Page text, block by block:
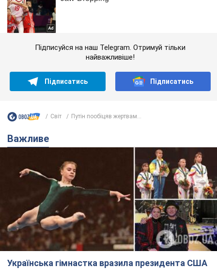
Підписуйся на наш Telegram. Отримуй тільки
найважливіше!
Підписатись Підписатись
Світ Путін пообіцяв жертвам...
Важливе
Українська гімнастка вразила президента США